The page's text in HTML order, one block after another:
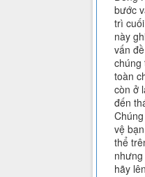
bước
trì
này
vấn
chúng
toàn
còn ở
đến
vệ
thể
hãy